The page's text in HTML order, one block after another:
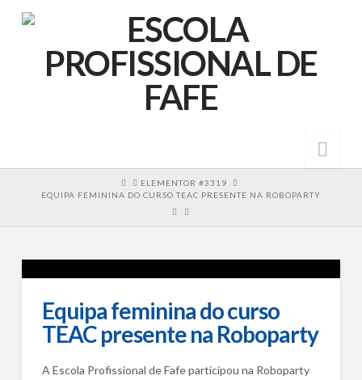
HOMEELEMENTOR #3319
EQUIPA FEMININA DO CURSO TEAC PRESENTE NA ROBOPARTY
Equipa feminina do curso
TEAC presente na Roboparty
A Escola Profissional de Fafe participou na Roboparty